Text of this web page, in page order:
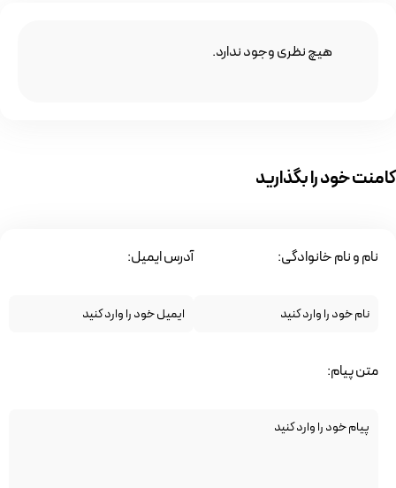
هیچ نظری وجود ندارد.
کامنت خود را بگذارید
نام و نام خانوادگی: آدرس ایمیل:
متن پیام: